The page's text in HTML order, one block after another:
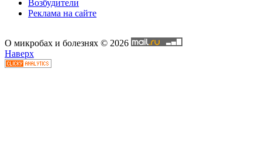
Возбудители
Реклама на сайте
О микробах и болезнях © 2026
Наверх